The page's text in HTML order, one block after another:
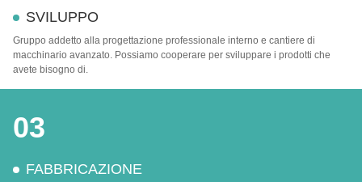
SVILUPPO
Gruppo addetto alla progettazione professionale interno e cantiere di
macchinario avanzato. Possiamo cooperare per sviluppare i prodotti che
avete bisogno di.
03
FABBRICAZIONE